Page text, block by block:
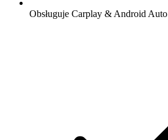
Obsługuje Carplay & Android Auto